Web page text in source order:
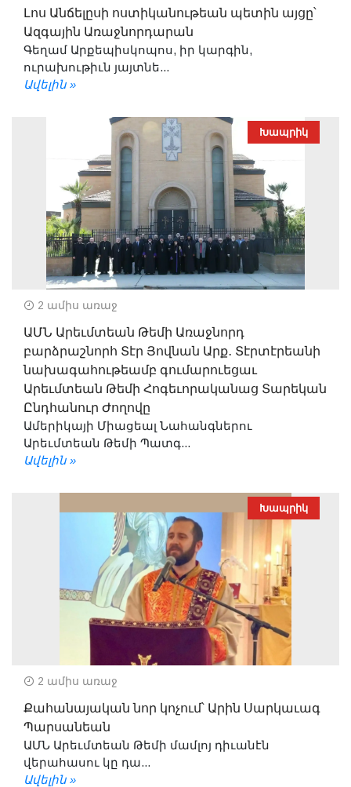
Լոս Անճելըսի ոստիկանութեան պետին այցը՝
Ազգային Առաջնորդարան
Գեղամ Արքեպիսկոպոս, իր կարգին,
ուրախութիւն յայտնե...
Ավելին »
Խապրիկ
2 ամիս առաջ
ԱՄՆ Արեւմտեան Թեմի Առաջնորդ
բարձրաշնորհ Տէր Յովնան Արք․ Տէրտէրեանի
նախագահութեամբ գումարուեցաւ
Արեւմտեան Թեմի Հոգեւորականաց Տարեկան
Ընդհանուր Ժողովը
Ամերիկայի Միացեալ Նահանգներու
Արեւմտեան Թեմի Պատգ...
Ավելին »
Խապրիկ
2 ամիս առաջ
Քահանայական նոր կոչում՝ Արին Սարկաւագ
Պարսանեան
ԱՄՆ Արեւմտեան Թեմի մամլոյ դիւանէն
վերահասու կը դա...
Ավելին »